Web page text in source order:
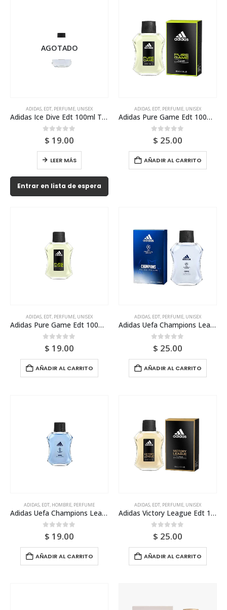
AGOTADO
ADIDAS, EDT, PERFUME, UNISEX
Adidas Ice Dive Edt 100ml Tester Para Hombre
0out of 5
$ 19.00
LEER MÁS
Entrar en lista de espera
ADIDAS, EDT, PERFUME, UNISEX
Adidas Pure Game Edt 100ml Para Hombre
0out of 5
$ 25.00
AÑADIR AL CARRITO
ADIDAS, EDT, PERFUME, UNISEX
Adidas Pure Game Edt 100ml Tester Para Hombre
0out of 5
$ 19.00
AÑADIR AL CARRITO
ADIDAS, EDT, PERFUME, UNISEX
Adidas Uefa Champions League Edt 100ml Para Hombre
0out of 5
$ 25.00
AÑADIR AL CARRITO
ADIDAS, EDT, HOMBRE, PERFUME
Adidas Uefa Champions League Edt 100ml Tester Para Hombre
0out of 5
$ 19.00
AÑADIR AL CARRITO
ADIDAS, EDT, PERFUME, UNISEX
Adidas Victory League Edt 100ml Para Hombre
0out of 5
$ 25.00
AÑADIR AL CARRITO